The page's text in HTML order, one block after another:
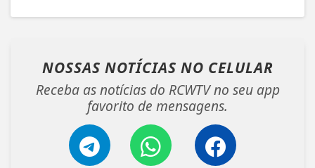
NOSSAS NOTÍCIAS NO CELULAR
Receba as notícias do RCWTV no seu app
favorito de mensagens.